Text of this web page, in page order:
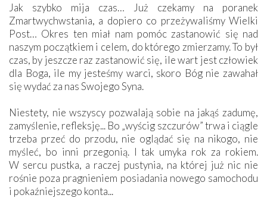
Jak szybko mija czas… Już czekamy na poranek
Zmartwychwstania, a dopiero co przeżywaliśmy Wielki
Post… Okres ten miał nam pomóc zastanowić się nad
naszym początkiem i celem, do którego zmierzamy. To był
czas, by jeszcze raz zastanowić się, ile wart jest człowiek
dla Boga, ile my jesteśmy warci, skoro Bóg nie zawahał
się wydać za nas Swojego Syna.
Niestety, nie wszyscy pozwalają sobie na jakąś zadumę,
zamyślenie, refleksję... Bo „wyścig szczurów” trwa i ciągle
trzeba przeć do przodu, nie oglądać się na nikogo, nie
myśleć, bo inni przegonią. I tak umyka rok za rokiem.
W sercu pustka, a raczej pustynia, na której już nic nie
rośnie poza pragnieniem posiadania nowego samochodu
i pokaźniejszego konta...